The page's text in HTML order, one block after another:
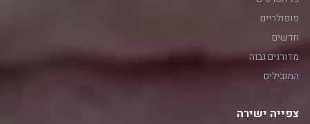
פופולריים
חדשים
מדורגים גבוה
המובילים
צפייה ישירה